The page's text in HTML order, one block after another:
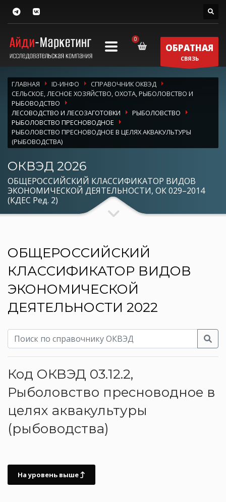
ОБРАТНАЯ
СВЯЗЬ
ГЛАВНАЯ ID-ИНФО
СПРАВОЧНИК ОКВЭД
СЕЛЬСКОЕ, ЛЕСНОЕ ХОЗЯЙСТВО, ОХОТА, РЫБОЛОВСТВО И
РЫБОВОДСТВО
ЛЕСОВОДСТВО И ЛЕСОЗАГОТОВКИ
РЫБОЛОВСТВО
РЫБОЛОВСТВО ПРЕСНОВОДНОЕ
РЫБОЛОВСТВО ПРЕСНОВОДНОЕ В ЦЕЛЯХ АКВАКУЛЬТУРЫ
(РЫБОВОДСТВА)
ОКВЭД 2026
ОБЩЕРОССИЙСКИЙ КЛАССИФИКАТОР ВИДОВ
ЭКОНОМИЧЕСКОЙ ДЕЯТЕЛЬНОСТИ, ОК 029–2014
(КДЕС Ред. 2)
ОБЩЕРОССИЙСКИЙ
КЛАССИФИКАТОР ВИДОВ
ЭКОНОМИЧЕСКОЙ
ДЕЯТЕЛЬНОСТИ 2022
Код ОКВЭД 03.12.2,
Рыболовство пресноводное в
целях аквакультуры
(рыбоводства)
На уровень выше